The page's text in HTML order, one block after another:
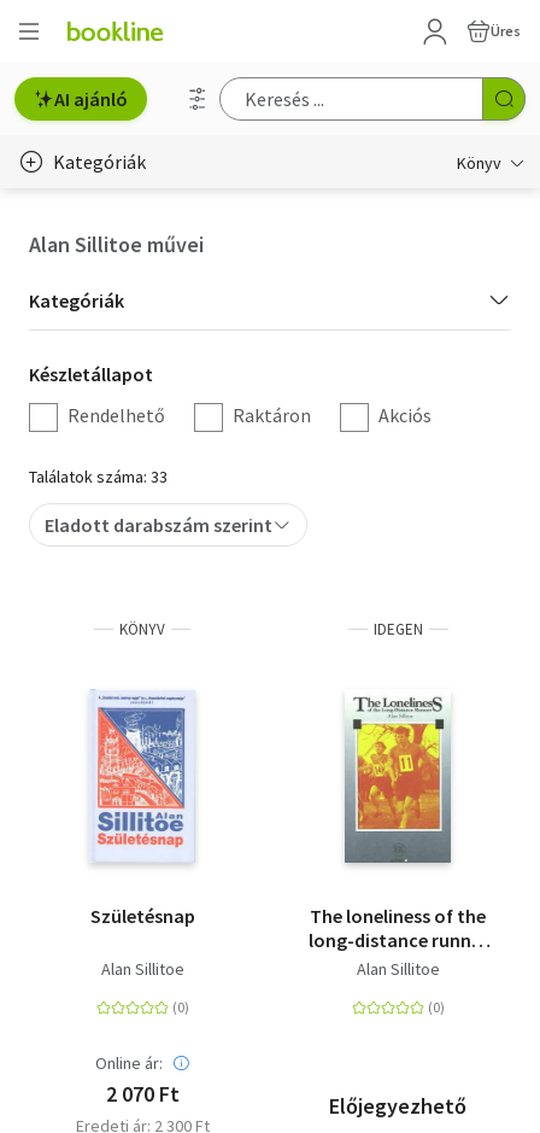
Üres
AI ajánló
Kategóriák Könyv
Hobbi, szabadidő
Irodalom
Művészet
Szakkönyv
Tankönyv, segédkönyv
Társadalomtudomány
Természettudomány
Történelem
Alan Sillitoe művei
Kategória
szűrés
Kategóriák
Készletállapot
szűrés
Készletállapot
Rendelhető
Raktáron Akciós
Találatok száma: 33
Eladott darabszám szerint
KÖNYV
Születésnap
Alan Sillitoe
Online ár:
2 070 Ft
Eredeti ár: 2 300 Ft
IDEGEN
The loneliness of the
long-distance runner
(Easy Readers 'D')
Alan Sillitoe
Előjegyezhető